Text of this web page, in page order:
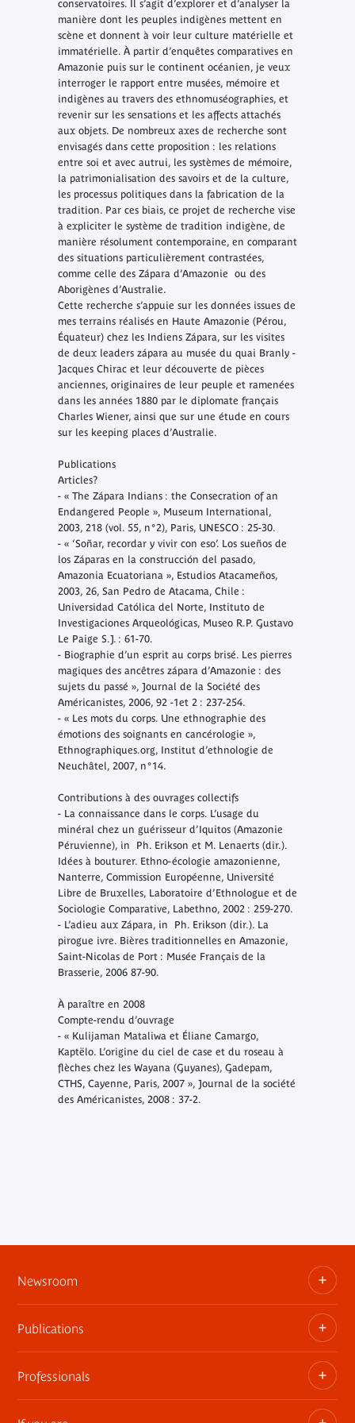
conservatoires. Il s’agit d’explorer et d’analyser la
manière dont les peuples indigènes mettent en
scène et donnent à voir leur culture matérielle et
immatérielle. À partir d’enquêtes comparatives en
Amazonie puis sur le continent océanien, je veux
interroger le rapport entre musées, mémoire et
indigènes au travers des ethnomuséographies, et
revenir sur les sensations et les affects attachés
aux objets. De nombreux axes de recherche sont
envisagés dans cette proposition : les relations
entre soi et avec autrui, les systèmes de mémoire,
la patrimonialisation des savoirs et de la culture,
les processus politiques dans la fabrication de la
tradition. Par ces biais, ce projet de recherche vise
à expliciter le système de tradition indigène, de
manière résolument contemporaine, en comparant
des situations particulièrement contrastées,
comme celle des Zápara d’Amazonie ou des
Aborigènes d’Australie.
Cette recherche s’appuie sur les données issues de
mes terrains réalisés en Haute Amazonie (Pérou,
Équateur) chez les Indiens Zápara, sur les visites
de deux leaders zápara au musée du quai Branly -
Jacques Chirac et leur découverte de pièces
anciennes, originaires de leur peuple et ramenées
dans les années 1880 par le diplomate français
Charles Wiener, ainsi que sur une étude en cours
sur les keeping places d’Australie.
Publications
Articles?
- « The Zápara Indians : the Consecration of an
Endangered People », Museum International,
2003, 218 (vol. 55, n°2), Paris, UNESCO : 25-30.
- « ‘Soñar, recordar y vivir con eso’. Los sueños de
los Záparas en la construcción del pasado,
Amazonia Ecuatoriana », Estudios Atacameños,
2003, 26, San Pedro de Atacama, Chile :
Universidad Católica del Norte, Instituto de
Investigaciones Arqueológicas, Museo R.P. Gustavo
Le Paige S.J. : 61-70.
- Biographie d’un esprit au corps brisé. Les pierres
magiques des ancêtres zápara d’Amazonie : des
sujets du passé », Journal de la Société des
Américanistes, 2006, 92 -1et 2 : 237-254.
- « Les mots du corps. Une ethnographie des
émotions des soignants en cancérologie »,
Ethnographiques.org, Institut d’ethnologie de
Neuchâtel, 2007, n°14.
Contributions à des ouvrages collectifs
- La connaissance dans le corps. L’usage du
minéral chez un guérisseur d’Iquitos (Amazonie
Péruvienne), in Ph. Erikson et M. Lenaerts (dir.).
Idées à bouturer. Ethno-écologie amazonienne,
Nanterre, Commission Européenne, Université
Libre de Bruxelles, Laboratoire d’Ethnologue et de
Sociologie Comparative, Labethno, 2002 : 259-270.
- L’adieu aux Zápara, in Ph. Erikson (dir.). La
pirogue ivre. Bières traditionnelles en Amazonie,
Saint-Nicolas de Port : Musée Français de la
Brasserie, 2006 87-90.
À paraître en 2008
Compte-rendu d’ouvrage
- « Kulijaman Mataliwa et Éliane Camargo,
Kaptëlo. L’origine du ciel de case et du roseau à
flèches chez les Wayana (Guyanes), Gadepam,
CTHS, Cayenne, Paris, 2007 », Journal de la société
des Américanistes, 2008 : 37-2.
Newsroom
Information kits, press releases, trailers
Press contact
Publications
The museum publications
Professionals